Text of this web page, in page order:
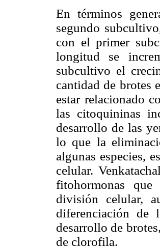
En términos
segundo
con el primer
longitud se
subcultivo el
cantidad de brotes
estar relacionado
las citoquininas
desarrollo de las
lo que la
algunas especies,
celular.
fitohormonas
división celular,
diferenciación de
desarrollo de
de clorofila.